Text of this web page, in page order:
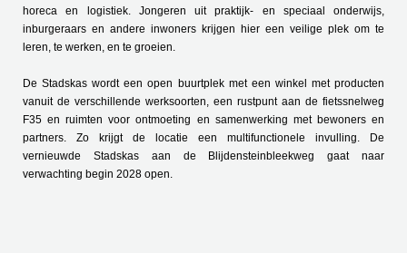
horeca en logistiek. Jongeren uit praktijk- en speciaal onderwijs,
inburgeraars en andere inwoners krijgen hier een veilige plek om te
leren, te werken, en te groeien.
De Stadskas wordt een open buurtplek met een winkel met producten
vanuit de verschillende werksoorten, een rustpunt aan de fietssnelweg
F35 en ruimten voor ontmoeting en samenwerking met bewoners en
partners. Zo krijgt de locatie een multifunctionele invulling. De
vernieuwde Stadskas aan de Blijdensteinbleekweg gaat naar
verwachting begin 2028 open.